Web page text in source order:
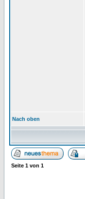
Nach oben
Seite 1 von 1